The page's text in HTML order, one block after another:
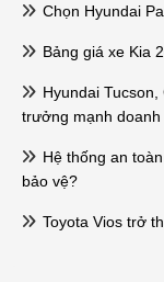
Chọn Hyundai
Bảng giá xe Kia
Hyundai
trưởng mạnh doanh
Hệ thống an
bảo vệ?
Toyota Vios trở